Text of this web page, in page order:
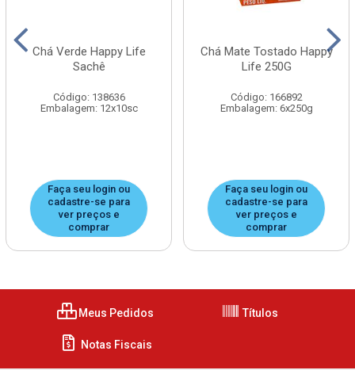
Chá Verde Happy Life
Sachê
Código: 138636
Embalagem: 12x10sc
Faça seu login ou
cadastre-se para
ver preços e
comprar
Chá Mate Tostado Happy
Life 250G
Código: 166892
Embalagem: 6x250g
Faça seu login ou
cadastre-se para
ver preços e
comprar
Meus Pedidos Títulos
Notas Fiscais